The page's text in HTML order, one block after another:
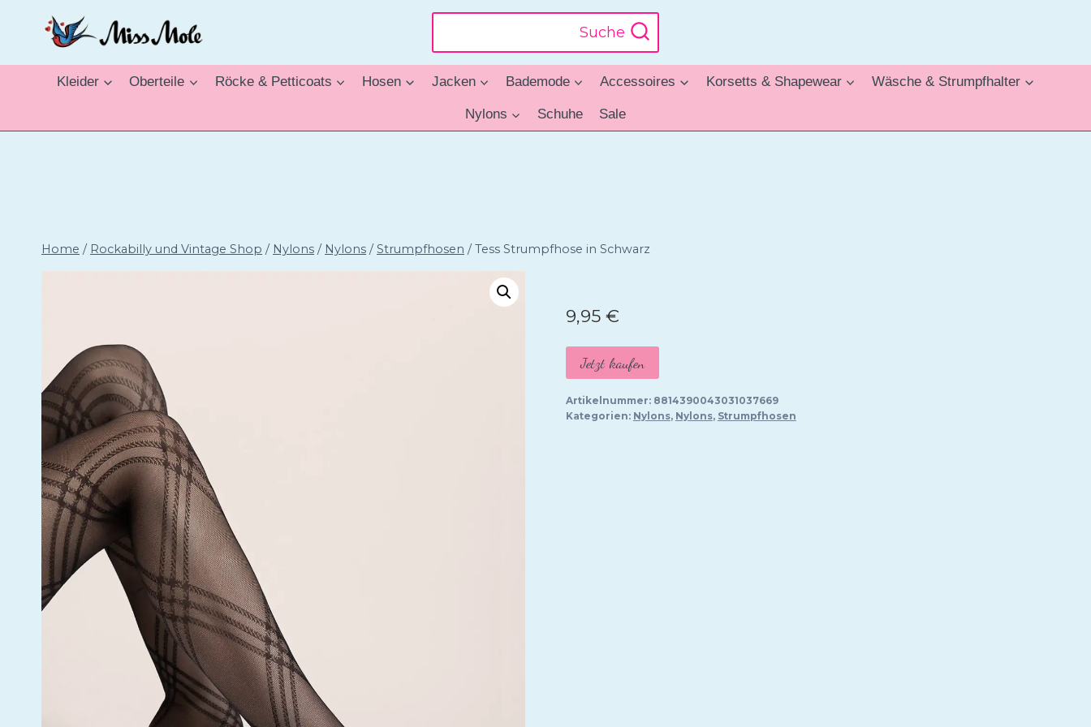
Suche
Kleider Oberteile Röcke & Petticoats Hosen Jacken Bademode Accessoires Korsetts & Shapewear Wäsche & Strumpfhalter
Nylons Schuhe Sale
Home / Rockabilly und Vintage Shop / Nylons / Nylons / Strumpfhosen / Tess Strumpfhose in Schwarz
9,95 €
Jetzt kaufen
Artikelnummer: 8814390043031037669
Kategorien: Nylons, Nylons, Strumpfhosen